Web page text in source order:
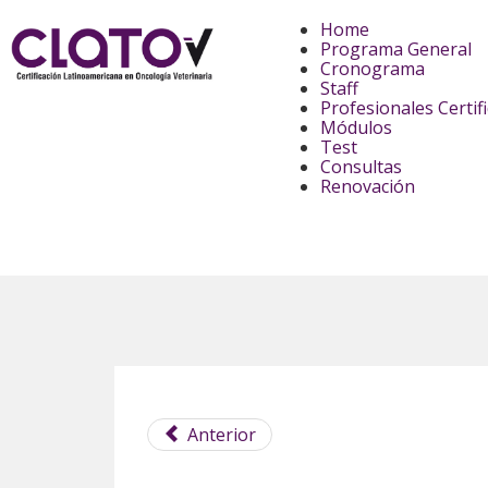
Home
Programa General
Cronograma
Staff
Profesionales
Módulos
Test
Consultas
Renovación
Anterior